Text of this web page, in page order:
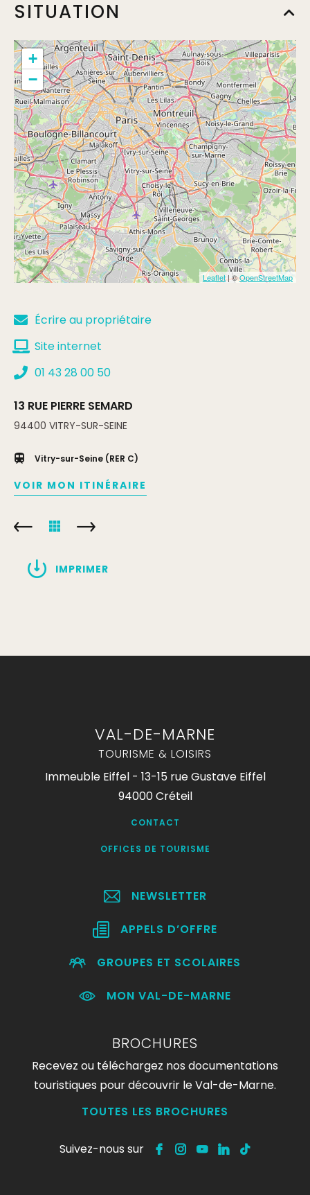
SITUATION
+
−
Leaflet| ©OpenStreetMap
Écrire au propriétaire
Site internet
01 43 28 00 50
13 RUE PIERRE SEMARD
94400 VITRY-SUR-SEINE
Vitry-sur-Seine (RER C)
VOIR MON ITINÉRAIRE
IMPRIMER
VAL-DE-MARNE
TOURISME & LOISIRS
Immeuble Eiffel - 13-15 rue Gustave Eiffel
94000 Créteil
CONTACT
OFFICES DE TOURISME
NEWSLETTER
APPELS D’OFFRE
GROUPES ET SCOLAIRES
MON VAL-DE-MARNE
BROCHURES
Recevez ou téléchargez nos documentations
touristiques pour découvrir le Val-de-Marne.
TOUTES LES BROCHURES
Suivez-nous sur